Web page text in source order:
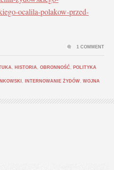
ocalila-polakow-przed-
, HISTORIA , OBRONNOŚĆ , POLITYKA
, INTERNOWANIE ŻYDÓW, WOJNA
1 COMMENT